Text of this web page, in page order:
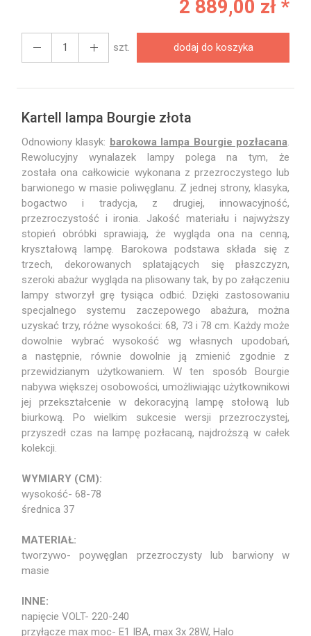
2 889,00 zł *
szt. dodaj do koszyka
Kartell lampa Bourgie złota
Odnowiony klasyk: barokowa lampa Bourgie pozłacana.
Rewolucyjny wynalazek lampy polega na tym, że
została ona całkowicie wykonana z przezroczystego lub
barwionego w masie poliwęglanu. Z jednej strony, klasyka,
bogactwo i tradycja, z drugiej, innowacyjność,
przezroczystość i ironia. Jakość materiału i najwyższy
stopień obróbki sprawiają, że wygląda ona na cenną,
kryształową lampę. Barokowa podstawa składa się z
trzech, dekorowanych splatających się płaszczyzn,
szeroki abażur wygląda na plisowany tak, by po załączeniu
lampy stworzył grę tysiąca odbić. Dzięki zastosowaniu
specjalnego systemu zaczepowego abażura, można
uzyskać trzy, różne wysokości: 68, 73 i 78 cm. Każdy może
dowolnie wybrać wysokość wg własnych upodobań,
a następnie, równie dowolnie ją zmienić zgodnie z
przewidzianym użytkowaniem. W ten sposób Bourgie
nabywa większej osobowości, umożliwiając użytkownikowi
jej przekształcenie w dekoracyjną lampę stołową lub
biurkową. Po wielkim sukcesie wersji przezroczystej,
przyszedł czas na lampę pozłacaną, najdroższą w całek
kolekcji.
WYMIARY (CM):
wysokość- 68-78
średnica 37
MATERIAŁ:
tworzywo- poywęglan przezroczysty lub barwiony w
masie
INNE:
napięcie VOLT- 220-240
przyłącze max moc- E1 IBA, max 3x 28W, Halo